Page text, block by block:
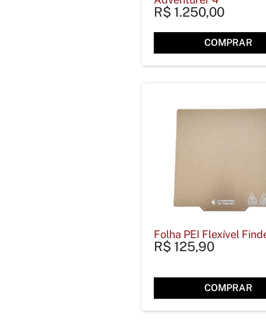
R$ 1.250,00
COMPRAR
Folha PEI Flexível
R$ 125,90
COMPRAR